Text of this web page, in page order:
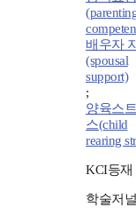
배우자
(spousal
support)
;
양육스
스(child
rearing
KCI등재
학술저널